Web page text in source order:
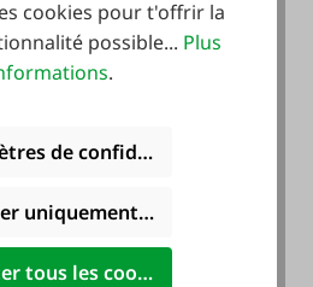
roto Baril de chou
117,95 €*
cookies pour t'offrir la
possible... Plus
.
de confidentialité
uniquement les cookies
tous les cookies